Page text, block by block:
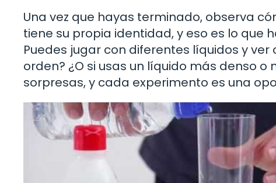
Una vez que hayas terminado, observa
tiene su propia identidad, y eso es lo que
Puedes jugar con diferentes líquidos y
orden? ¿O si usas un líquido más denso
sorpresas, y cada experimento es una